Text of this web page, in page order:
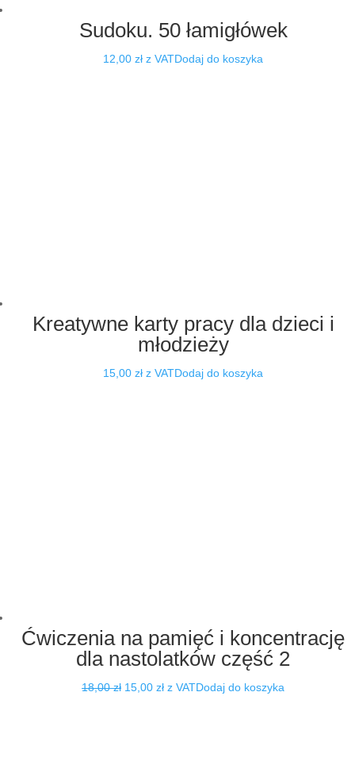
Sudoku. 50 łamigłówek
12,00 zł z VATDodaj do koszyka
Kreatywne karty pracy dla dzieci i
młodzieży
15,00 zł z VATDodaj do koszyka
Ćwiczenia na pamięć i koncentrację
dla nastolatków część 2
18,00zł Pierwotna
15,00 złAktualna
z VATDodaj do koszyka